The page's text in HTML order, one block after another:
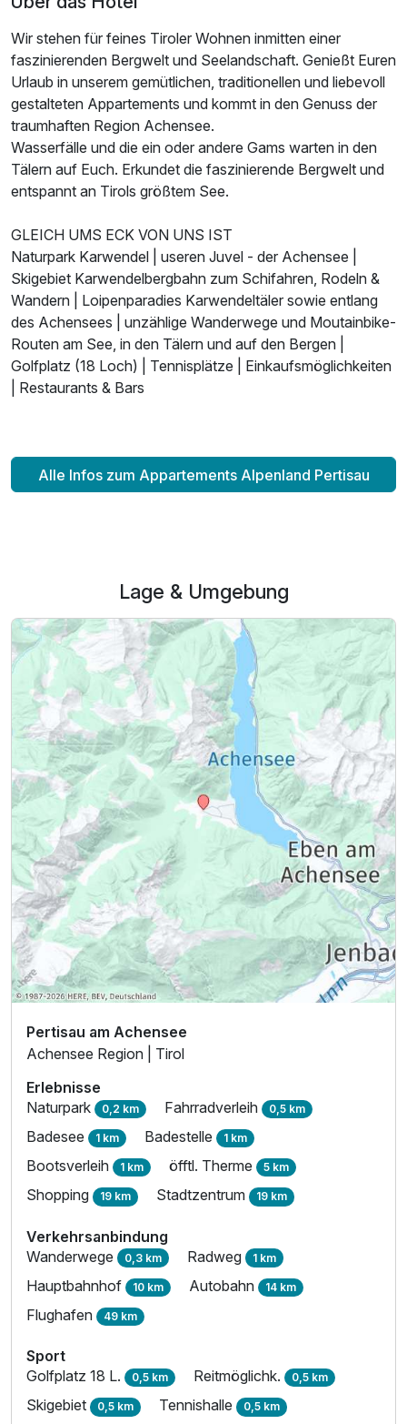
Für 6 Tage p.P. ab 272,75 €
Appartement Dachgeschoss
2 Erwachsene und 2 Kinder
Wir stehen für feines Tiroler Wohnen inmitten einer
faszinierenden Bergwelt und Seelandschaft. Genießt Euren
Urlaub in unserem gemütlichen, traditionellen und liebevoll
gestalteten Appartements und kommt in den Genuss der
traumhaften Region Achensee.
Wasserfälle und die ein oder andere Gams warten in den
Tälern auf Euch. Erkundet die faszinierende Bergwelt und
entspannt an Tirols größtem See.
GLEICH UMS ECK VON UNS IST
Naturpark Karwendel | useren Juvel - der Achensee |
Skigebiet Karwendelbergbahn zum Schifahren, Rodeln &
Wandern | Loipenparadies Karwendeltäler sowie entlang
des Achensees | unzählige Wanderwege und Moutainbike-
Routen am See, in den Tälern und auf den Bergen |
Golfplatz (18 Loch) | Tennisplätze​ | Einkaufsmöglichkeiten
| Restaurants & Bars
Alle Infos zum Appartements Alpenland Pertisau
Lage & Umgebung
Pertisau am Achensee
Achensee Region | Tirol
Erlebnisse
Naturpark 0,2 km Fahrradverleih 0,5 km
Badesee 1 km Badestelle 1 km
Bootsverleih 1 km öfftl. Therme 5 km
Shopping 19 km Stadtzentrum 19 km
Verkehrsanbindung
Wanderwege 0,3 km Radweg 1 km
Hauptbahnhof 10 km Autobahn 14 km
Flughafen 49 km
Sport
Golfplatz 18 L. 0,5 km Reitmöglichk. 0,5 km
Skigebiet 0,5 km Tennishalle 0,5 km